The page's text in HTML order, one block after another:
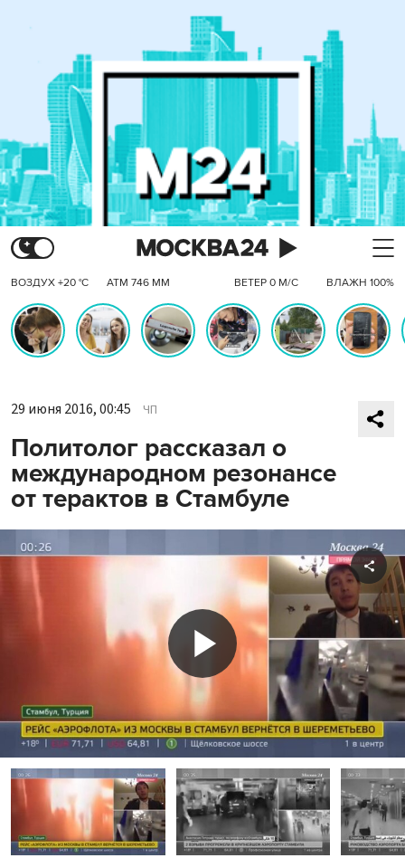
ВОЗДУХ +20 °C АТМ 746 ММ ВЕТЕР 0 М/С ВЛАЖН 100%
29 июня 2016, 00:45 ЧП
Политолог рассказал о
международном резонансе
от терактов в Стамбуле
Play
Video